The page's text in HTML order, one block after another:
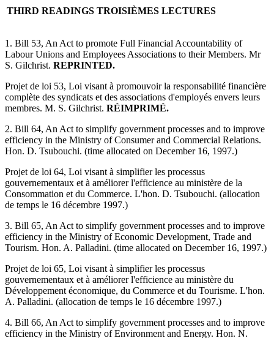
THIRD READINGS TROISIÈMES LECTURES
1. Bill 53, An Act to promote Full Financial Accountability of
Labour Unions and Employees Associations to their Members. Mr
S. Gilchrist. REPRINTED.
Projet de loi 53, Loi visant à promouvoir la responsabilité financière
complète des syndicats et des associations d'employés envers leurs
membres. M. S. Gilchrist. RÉIMPRIMÉ.
2. Bill 64, An Act to simplify government processes and to improve
efficiency in the Ministry of Consumer and Commercial Relations.
Hon. D. Tsubouchi. (time allocated on December 16, 1997.)
Projet de loi 64, Loi visant à simplifier les processus
gouvernementaux et à améliorer l'efficience au ministère de la
Consommation et du Commerce. L'hon. D. Tsubouchi. (allocation
de temps le 16 décembre 1997.)
3. Bill 65, An Act to simplify government processes and to improve
efficiency in the Ministry of Economic Development, Trade and
Tourism. Hon. A. Palladini. (time allocated on December 16, 1997.)
Projet de loi 65, Loi visant à simplifier les processus
gouvernementaux et à améliorer l'efficience au ministère du
Développement économique, du Commerce et du Tourisme. L'hon.
A. Palladini. (allocation de temps le 16 décembre 1997.)
4. Bill 66, An Act to simplify government processes and to improve
efficiency in the Ministry of Environment and Energy. Hon. N.